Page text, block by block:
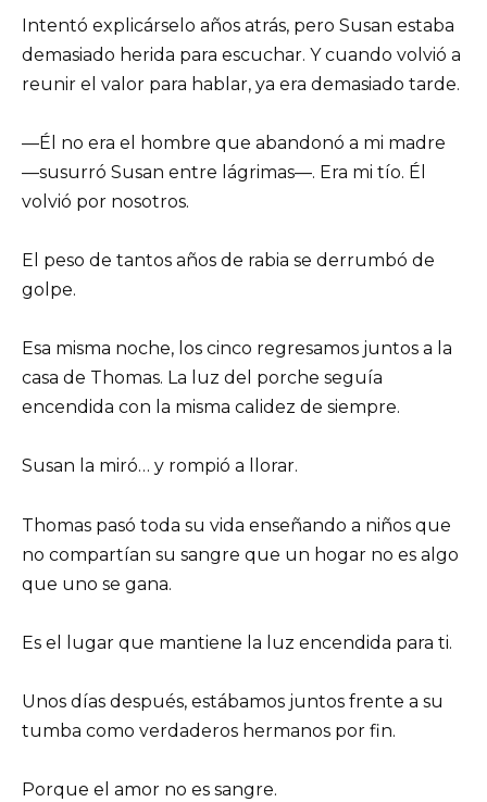
Intentó explicárselo años atrás, pero Susan estaba
demasiado herida para escuchar. Y cuando volvió a
reunir el valor para hablar, ya era demasiado tarde.
—Él no era el hombre que abandonó a mi madre
—susurró Susan entre lágrimas—. Era mi tío. Él
volvió por nosotros.
El peso de tantos años de rabia se derrumbó de
golpe.
Esa misma noche, los cinco regresamos juntos a la
casa de Thomas. La luz del porche seguía
encendida con la misma calidez de siempre.
Susan la miró… y rompió a llorar.
Thomas pasó toda su vida enseñando a niños que
no compartían su sangre que un hogar no es algo
que uno se gana.
Es el lugar que mantiene la luz encendida para ti.
Unos días después, estábamos juntos frente a su
tumba como verdaderos hermanos por fin.
Porque el amor no es sangre.